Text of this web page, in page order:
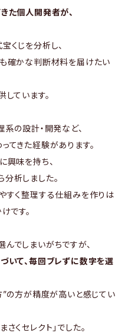
た個人開発者が、
くじを分析し、
確かな判断材料を届けたい
ています。
の設計・開発など、
てきた経験があります。
興味を持ち、
析しました。
すく整理する仕組みを作りは
です。
でしまいがちですが、
いて、毎回ブレずに数字を選
”の方が精度が高いと感じてい
くセレクト」でした。